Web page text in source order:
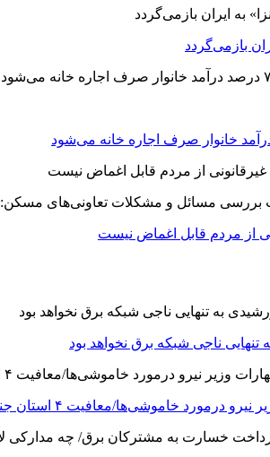
بازمی‌گردد
بررسی مسائل و مشکلات تعاونی‌های مسکن:
از مردم قابل اغماض نیست
تنهایی ناجی شبکه برق نخواهد بود
خاموشی‌ها/معافیت ۴ استان جنوبی درگیر جنگ از قطعی برق